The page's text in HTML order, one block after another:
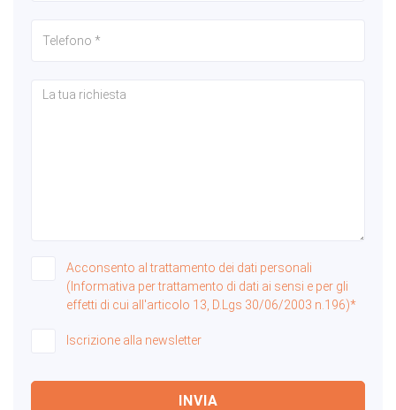
Acconsento al trattamento dei dati personali
(Informativa per trattamento di dati ai sensi e per gli
effetti di cui all'articolo 13, D.Lgs 30/06/2003 n.196)*
Iscrizione alla newsletter
INVIA